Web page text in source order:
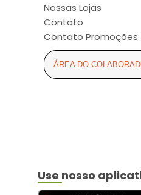
BABY SEC (6)
BALDACCI (4)
BAUDUCCO
BAUSCH
BELFAR (9)
Nossas Lojas
Contato
Contato Promoções
ÁREA DO
Use nosso